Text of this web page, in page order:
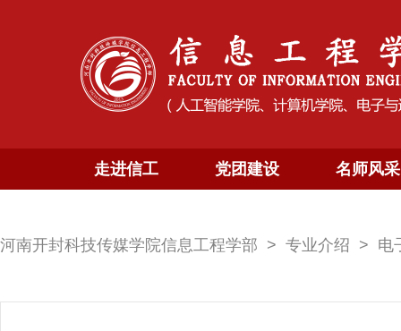
走进信工 党团建设 名师风采
河南开封科技传媒学院信息工程学部 专业介绍 电